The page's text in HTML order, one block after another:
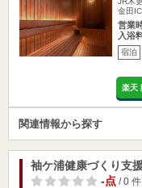
金田
営業
入浴
宿泊
楽天
関連情報から探す
袖ケ浦健康づくり支
-点/ 0 件